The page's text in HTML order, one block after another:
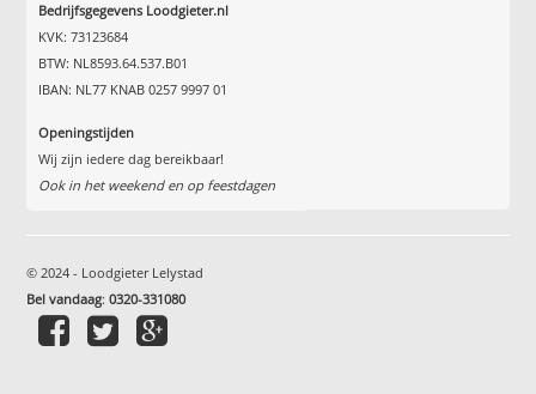
Bedrijfsgegevens Loodgieter.nl
KVK: 73123684
BTW: NL8593.64.537.B01
IBAN: NL77 KNAB 0257 9997 01
Openingstijden
Wij zijn iedere dag bereikbaar!
Ook in het weekend en op feestdagen
© 2024 - Loodgieter Lelystad
Bel vandaag:0320-331080